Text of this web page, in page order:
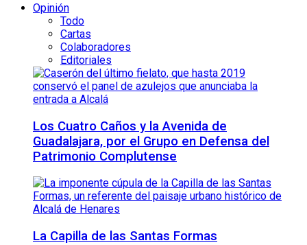
Opinión
Todo
Cartas
Colaboradores
Editoriales
Los Cuatro Caños y la Avenida de
Guadalajara, por el Grupo en Defensa del
Patrimonio Complutense
La Capilla de las Santas Formas